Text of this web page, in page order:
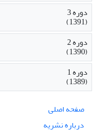
دوره 3
(1391)
دوره 2
(1390)
دوره 1
(1389)
صفحه اصلی
درباره نشریه